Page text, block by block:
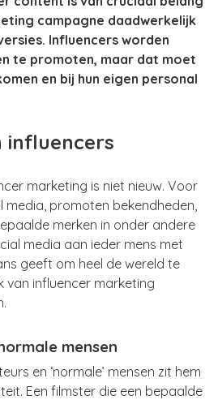
campagne daadwerkelijk
Influencers worden
te promoten, maar dat moet
en bij hun eigen personal
influencers
marketing is niet nieuw. Voor
media, promoten bekendheden,
merken in onder andere
media aan ieder mens met
geeft om heel de wereld te
van influencer marketing
mensen
en ‘normale’ mensen zit hem
Een filmster die een bepaalde